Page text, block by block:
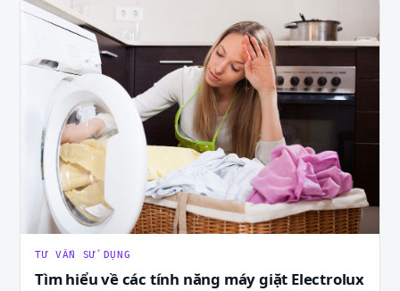
TƯ VẤN SỬ DỤNG
Tìm hiểu về các tính năng máy giặt Electrolux